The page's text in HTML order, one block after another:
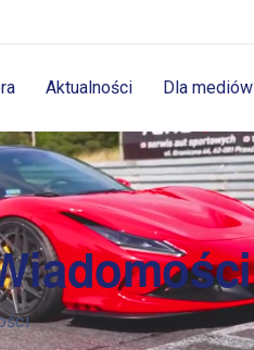
Aktualności Dla mediów